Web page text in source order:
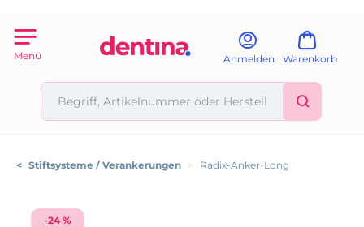
Menü Anmelden Warenkorb
< Stiftsysteme / Verankerungen > Radix-Anker-Long
-24 %